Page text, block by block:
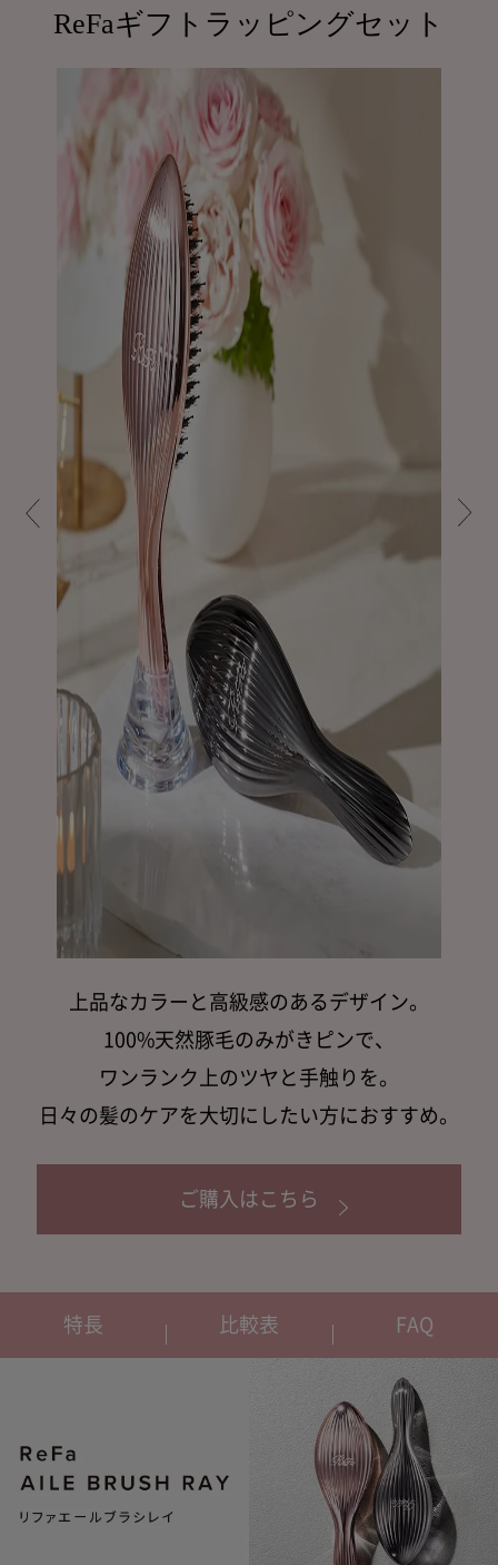
ReFaギフトラッピングセット
上品なカラーと高級感のあるデザイン。
100%天然豚毛のみがきピンで、
ワンランク上のツヤと手触りを。
日々の髪のケアを大切にしたい方におすすめ。
ご購入はこちら
特長 比較表 FAQ